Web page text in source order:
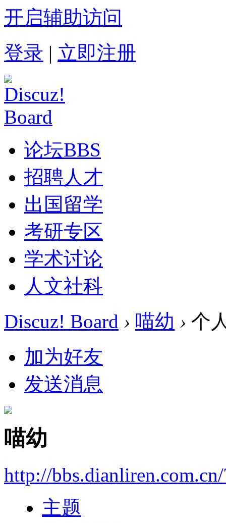
开启辅助访问
登录 | 立即注册
论坛BBS
招聘人才
出国留学
考研专区
学术讨论
人文社科
Discuz! Board › 喵幼 › 个
加为好友
发送消息
喵幼
http://
主题